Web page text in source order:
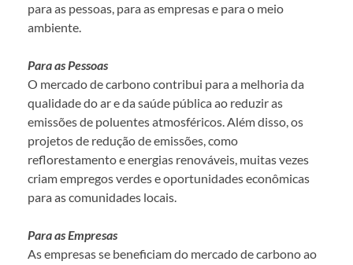
para as pessoas, para as empresas e para o meio
ambiente.
Para as Pessoas
O mercado de carbono contribui para a melhoria da
qualidade do ar e da saúde pública ao reduzir as
emissões de poluentes atmosféricos. Além disso, os
projetos de redução de emissões, como
reflorestamento e energias renováveis, muitas vezes
criam empregos verdes e oportunidades econômicas
para as comunidades locais.
Para as Empresas
As empresas se beneficiam do mercado de carbono ao